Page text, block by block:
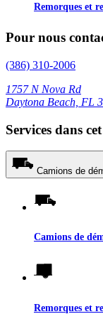
Remorques et
Pour nous
(386) 310-2006
1757 N Nova Rd
Daytona Beach, FL
Services dans
Camions de
Camions de
Remorques et